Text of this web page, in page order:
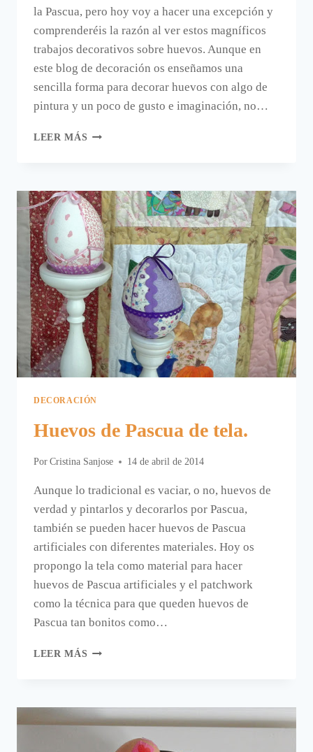
la Pascua, pero hoy voy a hacer una excepción y
comprenderéis la razón al ver estos magníficos
trabajos decorativos sobre huevos. Aunque en
este blog de decoración os enseñamos una
sencilla forma para decorar huevos con algo de
pintura y un poco de gusto e imaginación, no…
LEER MÁS HUEVOS
DECORACIÓN
Huevos de Pascua de tela.
Por Cristina Sanjose 14 de abril de 2014
Aunque lo tradicional es vaciar, o no, huevos de
verdad y pintarlos y decorarlos por Pascua,
también se pueden hacer huevos de Pascua
artificiales con diferentes materiales. Hoy os
propongo la tela como material para hacer
huevos de Pascua artificiales y el patchwork
como la técnica para que queden huevos de
Pascua tan bonitos como…
LEER MÁS HUEVOS
TELA.